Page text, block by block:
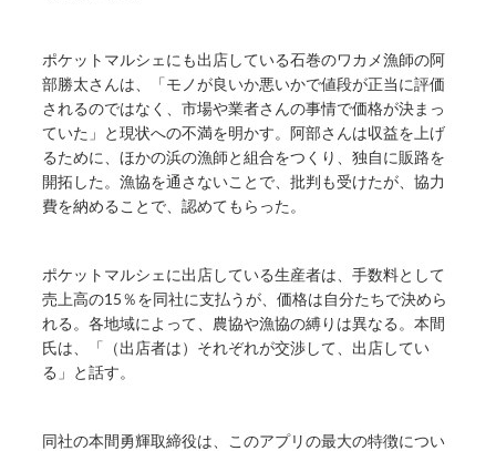
ポケットマルシェにも出店している石巻のワカメ漁師の阿
部勝太さんは、「モノが良いか悪いかで値段が正当に評価
されるのではなく、市場や業者さんの事情で価格が決まっ
ていた」と現状への不満を明かす。阿部さんは収益を上げ
るために、ほかの浜の漁師と組合をつくり、独自に販路を
開拓した。漁協を通さないことで、批判も受けたが、協力
費を納めることで、認めてもらった。
ポケットマルシェに出店している生産者は、手数料として
売上高の15％を同社に支払うが、価格は自分たちで決めら
れる。各地域によって、農協や漁協の縛りは異なる。本間
氏は、「（出店者は）それぞれが交渉して、出店してい
る」と話す。
同社の本間勇輝取締役は、このアプリの最大の特徴につい